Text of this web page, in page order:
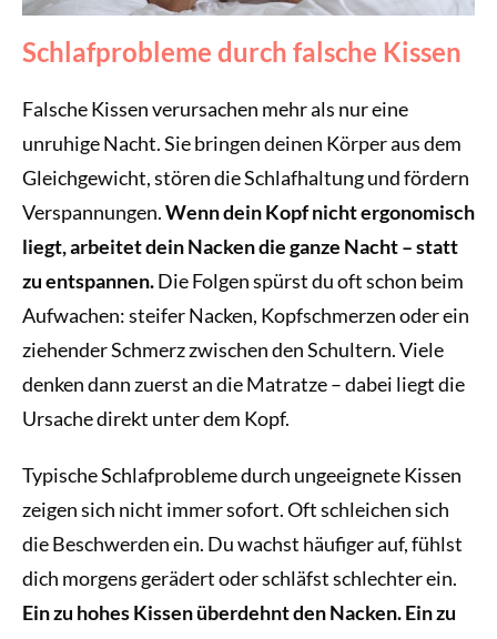
Schlafprobleme durch falsche Kissen
Falsche Kissen verursachen mehr als nur eine
unruhige Nacht. Sie bringen deinen Körper aus dem
Gleichgewicht, stören die Schlafhaltung und fördern
Verspannungen.Wenn dein Kopf nicht ergonomisch
liegt, arbeitet dein Nacken die ganze Nacht – statt
zu entspannen.Die Folgen spürst du oft schon beim
Aufwachen: steifer Nacken, Kopfschmerzen oder ein
ziehender Schmerz zwischen den Schultern. Viele
denken dann zuerst an die Matratze – dabei liegt die
Ursache direkt unter dem Kopf.
Typische Schlafprobleme durch ungeeignete Kissen
zeigen sich nicht immer sofort. Oft schleichen sich
die Beschwerden ein. Du wachst häufiger auf, fühlst
dich morgens gerädert oder schläfst schlechter ein.
Ein zu hohes Kissen überdehnt den Nacken. Ein zu